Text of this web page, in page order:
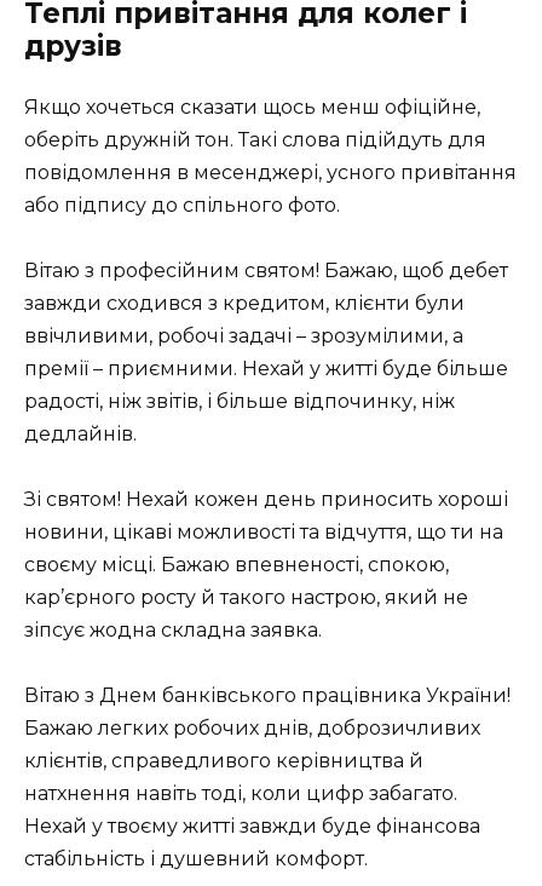
Теплі привітання для колег і
друзів
Якщо хочеться сказати щось менш офіційне,
оберіть дружній тон. Такі слова підійдуть для
повідомлення в месенджері, усного привітання
або підпису до спільного фото.
Вітаю з професійним святом! Бажаю, щоб дебет
завжди сходився з кредитом, клієнти були
ввічливими, робочі задачі – зрозумілими, а
премії – приємними. Нехай у житті буде більше
радості, ніж звітів, і більше відпочинку, ніж
дедлайнів.
Зі святом! Нехай кожен день приносить хороші
новини, цікаві можливості та відчуття, що ти на
своєму місці. Бажаю впевненості, спокою,
кар’єрного росту й такого настрою, який не
зіпсує жодна складна заявка.
Вітаю з Днем банківського працівника України!
Бажаю легких робочих днів, доброзичливих
клієнтів, справедливого керівництва й
натхнення навіть тоді, коли цифр забагато.
Нехай у твоєму житті завжди буде фінансова
стабільність і душевний комфорт.